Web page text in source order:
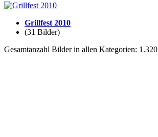
Grillfest 2010
(31 Bilder)
Gesamtanzahl Bilder in allen Kategorien: 1.320